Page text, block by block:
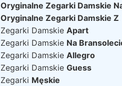
Oryginalne Zegarki Damskie
Oryginalne Zegarki Damskie Z
Zegarki Damskie Apart
Zegarki Damskie Na
Zegarki Damskie Allegro
Zegarki Damskie Guess
Zegarki Męskie